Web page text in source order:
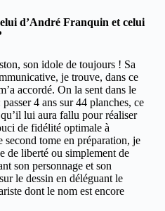
d’André Franquin et celui
son idole de toujours ! Sa
je trouve, dans ce
accordé. On la sent dans le
4 ans sur 44 planches, ce
lui aura fallu pour réaliser
de fidélité optimale à
tome en préparation, je
de liberté ou simplement de
son personnage et son
le dessin en déléguant le
dont le nom est encore